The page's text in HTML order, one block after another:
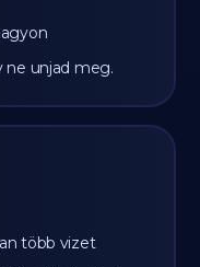
ne unjad meg.
több vizet